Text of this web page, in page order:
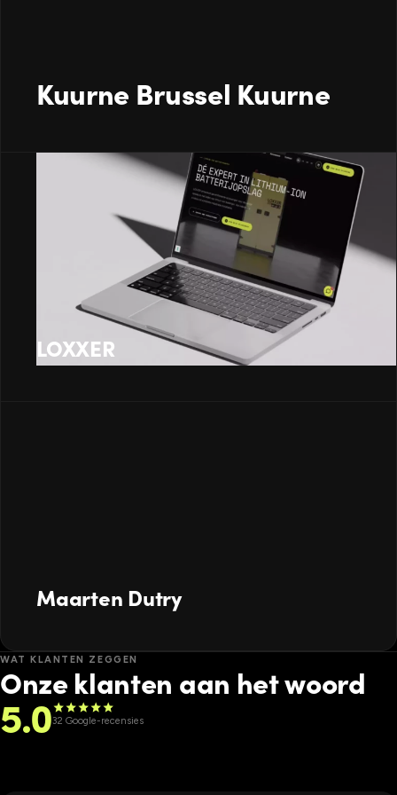
Kuurne Brussel Kuurne
LOXXER
Maarten Dutry
WAT KLANTEN ZEGGEN
Onze klanten aan het woord
5.0starstarstarstarstar
32 Google-recensies